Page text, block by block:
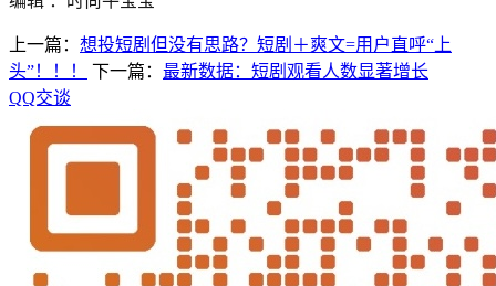
上一篇： 想投短剧但没有思路？短剧＋爽文=用户直呼“上
头”！！！
下一篇： 最新数据：短剧观看人数显著增长
QQ交谈